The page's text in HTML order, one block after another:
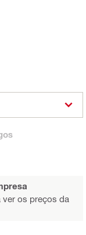
ver os preços da